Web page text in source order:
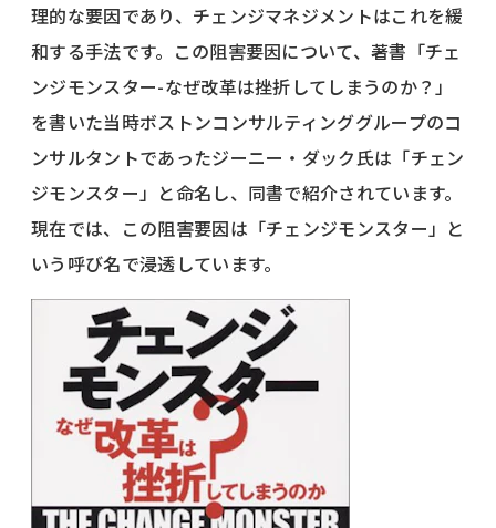
理的な要因であり、チェンジマネジメントはこれを緩
和する手法です。この阻害要因について、著書「チェ
ンジモンスター-なぜ改革は挫折してしまうのか？」
を書いた当時ボストンコンサルティンググループのコ
ンサルタントであったジーニー・ダック氏は「チェン
ジモンスター」と命名し、同書で紹介されています。
現在では、この阻害要因は「チェンジモンスター」と
いう呼び名で浸透しています。